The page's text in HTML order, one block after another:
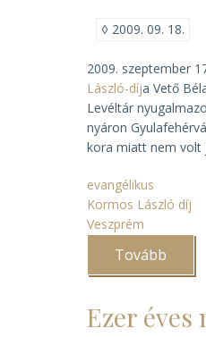
◊ 2009. 09. 18.
2009. szeptember
László-díja Vető
Levéltár
nyáron
kora miatt nem volt
evangélikus
Kormos László díj
Veszprém
Tovább
László-
Vető
Ezer éves